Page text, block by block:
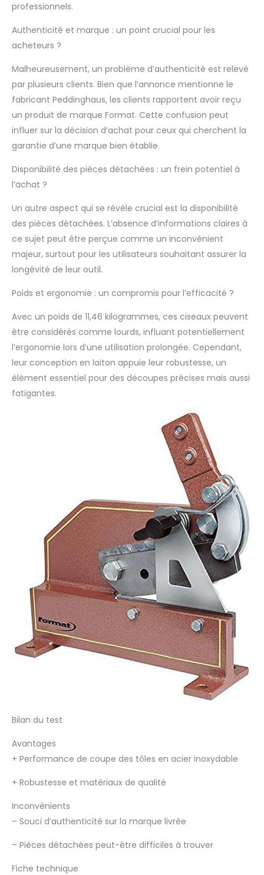
utilisation dans les
d'enseignement, les
serrureries et les
installations
d'installation.
Informations
supplémentaires :
Longueur de la lame :
professionnels.
Authenticité et marque : un point crucial pour les
acheteurs ?
Malheureusement, un problème d’authenticité est relevé
par plusieurs clients. Bien que l’annonce mentionne le
fabricant Peddinghaus, les clients rapportent avoir reçu
un produit de marque Format. Cette confusion peut
influer sur la décision d’achat pour ceux qui cherchent la
garantie d’une marque bien établie.
Disponibilité des pièces détachées : un frein potentiel à
l’achat ?
Un autre aspect qui se révèle crucial est la disponibilité
des pièces détachées. L’absence d’informations claires à
ce sujet peut être perçue comme un inconvénient
majeur, surtout pour les utilisateurs souhaitant assurer la
longévité de leur outil.
Poids et ergonomie : un compromis pour l’efficacité ?
Avec un poids de 11,46 kilogrammes, ces ciseaux peuvent
être considérés comme lourds, influant potentiellement
l’ergonomie lors d’une utilisation prolongée. Cependant,
leur conception en laiton appuie leur robustesse, un
élément essentiel pour des découpes précises mais aussi
fatigantes.
Bilan du test
Avantages
+ Performance de coupe des tôles en acier inoxydable
+ Robustesse et matériaux de qualité
Inconvénients
– Souci d’authenticité sur la marque livrée
– Pièces détachées peut-être difficiles à trouver
Fiche technique